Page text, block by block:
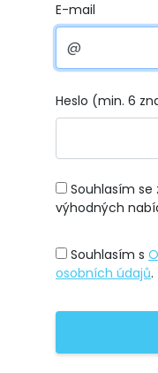
E-mail
Heslo (min. 6
Souhlasím
výhodných
Souhlasím s
osobních údajů.